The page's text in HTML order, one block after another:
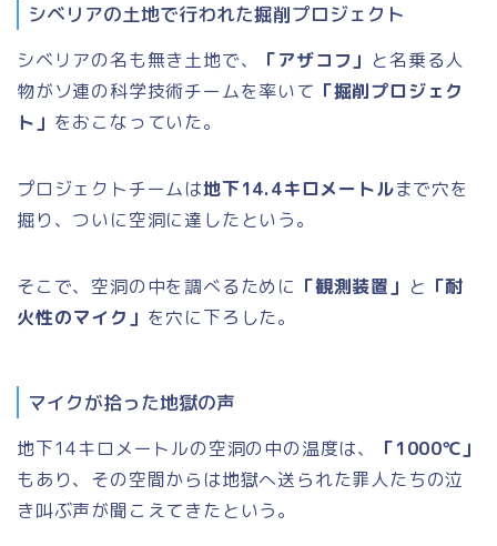
シベリアの土地で行われた掘削プロジェクト
シベリアの名も無き土地で、 「アザコフ」 と名乗る人
物がソ連の科学技術チームを率いて 「掘削プロジェク
ト」 をおこなっていた。
プロジェクトチームは地下14.4キロメートルまで穴を
掘り、ついに空洞に達したという。
そこで、空洞の中を調べるために 「観測装置」 と 「耐
火性のマイク」 を穴に下ろした。
マイクが拾った地獄の声
地下14キロメートルの空洞の中の温度は、
「1000℃」
もあり、その空間からは地獄へ送られた罪人たちの泣
き叫ぶ声が聞こえてきたという。